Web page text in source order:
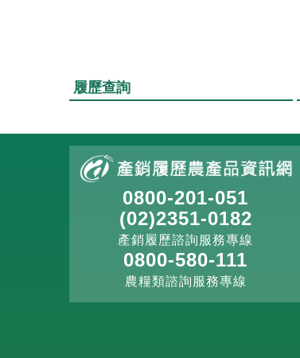
履歷查詢
0800-201-051
(02)2351-0182
產銷履歷諮詢服務專線
0800-580-111
農糧類諮詢服務專線